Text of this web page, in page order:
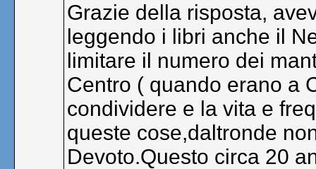
Grazie della risposta,
leggendo i libri anche il
limitare il numero dei
Centro ( quando erano a
condividere e la vita e
queste cose,daltronde
Devoto.Questo circa 20